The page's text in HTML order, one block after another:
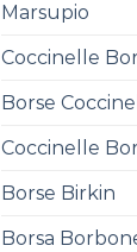
Marsupio
Coccinelle
Borse
Coccinelle
Borse Birkin
Borsa